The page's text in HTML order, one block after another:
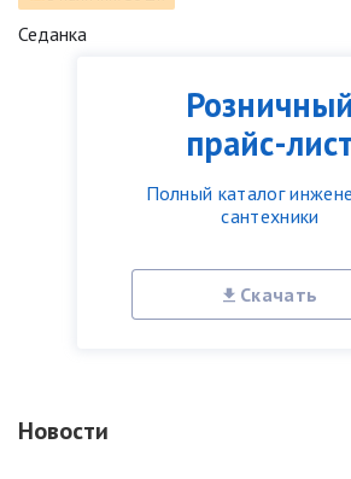
Розничный
прайс-
Полный каталог
сантехники
Скачать
Новости
Седанка